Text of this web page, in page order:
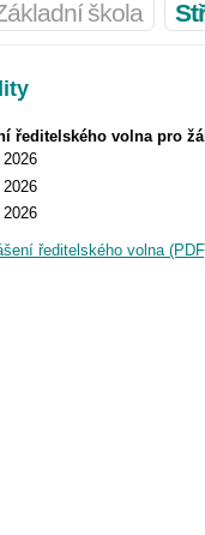
škola
ředitelského volna pro
ředitelského volna